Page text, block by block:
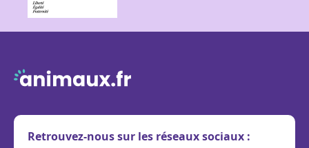
Retrouvez-nous sur les réseaux sociaux :